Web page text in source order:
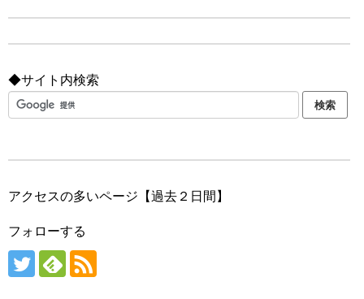
◆サイト内検索
アクセスの多いページ【過去２日間】
フォローする